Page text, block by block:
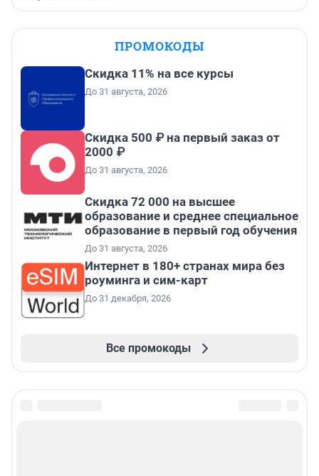
ПРОМОКОДЫ
Скидка 11% на все курсы
До 31 августа, 2026
Скидка 500 ₽ на первый заказ от
2000 ₽
До 31 августа, 2026
Скидка 72 000 на высшее
образование и среднее специальное
образование в первый год обучения
До 31 августа, 2026
Интернет в 180+ странах мира без
роуминга и сим-карт
До 31 декабря, 2026
Все промокоды